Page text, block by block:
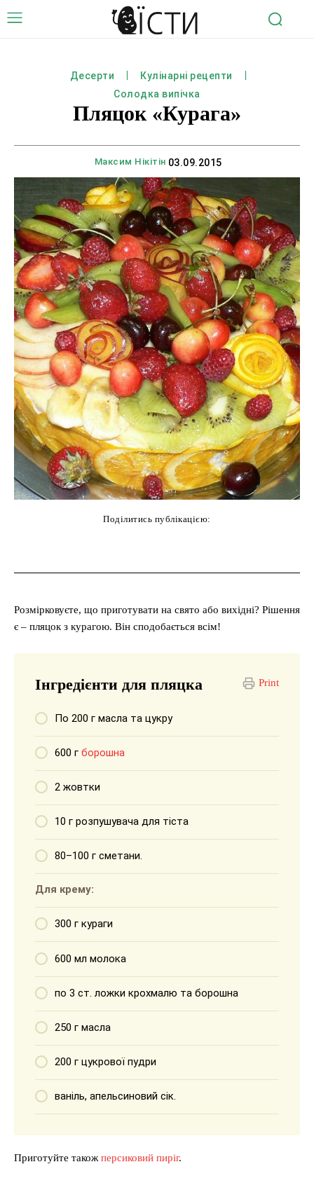
Десерти
Кулінарні рецепти
Солодка випічка
Пляцок «Курага»
Максим Нікітін 03.09.2015
Поділитись публікацією:
Розмірковуєте, що приготувати на свято або вихідні? Рішення
є – пляцок з курагою. Він сподобається всім!
Print
Інгредієнти для пляцка
По 200 г масла та цукру
600 г борошна
2 жовтки
10 г розпушувача для тіста
80–100 г сметани.
Для крему:
300 г кураги
600 мл молока
по 3 ст. ложки крохмалю та борошна
250 г масла
200 г цукрової пудри
ваніль, апельсиновий сік.
Приготуйте також персиковий пиріг.